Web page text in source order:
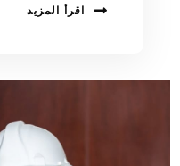
اقرأ المزيد